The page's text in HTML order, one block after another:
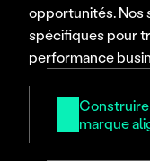
opportunités. Nos
spécifiques pour
performance
marque